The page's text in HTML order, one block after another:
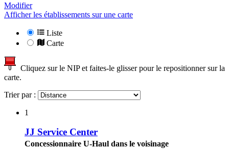
Modifier
Afficher les établissements sur une carte
Liste
Carte
Cliquez sur le NIP et faites-le glisser pour le repositionner sur la
carte.
Trier par :
1
JJ Service Center
Concessionnaire U-Haul dans le voisinage